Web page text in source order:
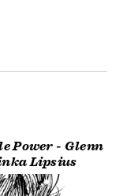
Power - Glenn
Lipsius